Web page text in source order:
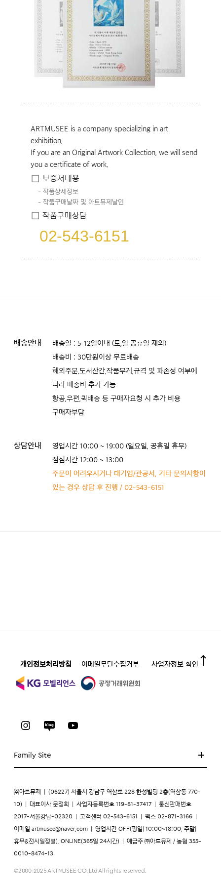
ARTMUSEE is a company specializing in art
exhibition.
If you are an Original Artwork Collection, we will send
you a certificate of work.
보증서내용
작품상세정보
작품구매날짜 및 아트뮤제날인
작품구매상담
02-543-6151
배송안내
배송일 : 5-12일이내 (토,일 공휴일 제외)
배송비 : 30만원이상 무료배송
해외주문,도서산간,작품무게,규격 및 파손성 여부에
따라 배송비 추가 가능
항공,우편,퀵배송 등 구매자요청 시 추가 비용
구매자부담
상담안내
영업시간 10:00 ~ 19:00 (일요일, 공휴일 휴무)
점심시간 12:00 ~ 13:00
주문이 어려우시거나 대기업/관공서, 기타 문의사항이
있는 경우 상담 후 진행 / 02-543-6151
Family Site
개인정보처리방침 이메일무단수집거부 사업자정보 확인
㈜아트뮤제 (06227) 서울시 강남구 역삼로 228 한성빌딩 2층(역삼동 770-
10) 대표이사 문정희 사업자등록번호 119-81-37417 통신판매번호
2017-서울강남-02320 고객센터 02-543-6151 팩스 02-871-3166
이메일 artmusee@naver.com 영업시간 OFF(평일| 10:00~18:00, 주말|
휴무&전시일정별), ONLINE(365일 24시간) 예금주 ㈜아트뮤제 / 농협 355-
0010-8474-13
©2000-2025 ARTMUSEE CO.,Ltd All rights reserved.